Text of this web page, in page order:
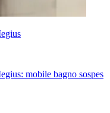
mobile bagno sospes